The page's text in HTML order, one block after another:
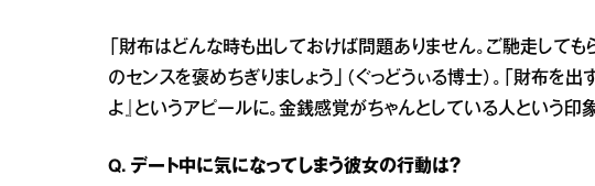
「財布はどんな時も出しておけば問題ありません。ご馳走して
のセンスを褒めちぎりましょう」（ぐっどうぃる博士）。「財布を
よ』というアピールに。金銭感覚がちゃんとしている人という印象
Q. デート中に気になってしまう彼女の行動は？